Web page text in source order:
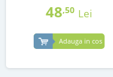
48,50 Lei
Adauga in cos